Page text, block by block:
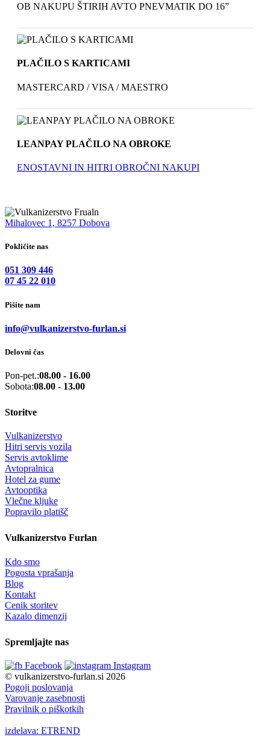
OB NAKUPU ŠTIRIH AVTO PNEVMATIK DO 16”
PLAČILO S KARTICAMI
MASTERCARD / VISA / MAESTRO
LEANPAY PLAČILO NA OBROKE
ENOSTAVNI IN HITRI OBROČNI NAKUPI
Mihalovec 1, 8257 Dobova
Pokličite nas
051 309 446
07 45 22 010
Pišite nam
info@vulkanizerstvo-furlan.si
Delovni čas
Pon-pet.:08.00 - 16.00
Sobota:08.00 - 13.00
Storitve
Vulkanizerstvo
Hitri servis vozila
Servis avtoklime
Avtopralnica
Hotel za gume
Avtooptika
Vlečne kljuke
Popravilo platišč
Vulkanizerstvo Furlan
Kdo smo
Pogosta vprašanja
Blog
Kontakt
Cenik storitev
Kazalo dimenzij
Spremljajte nas
Facebook
Instagram
© vulkanizerstvo-furlan.si 2026
Pogoji poslovanja
Varovanje zasebnosti
Pravilnik o piškotkih
izdelava: ETREND